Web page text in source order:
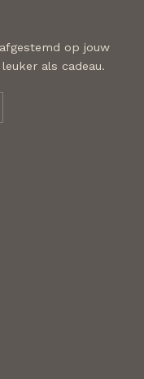
op jouw
als cadeau.